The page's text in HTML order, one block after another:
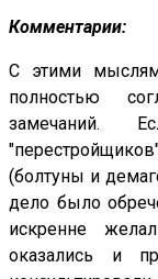
Комментарии:
С этими
полностью
замечаний.
(болтуны и
дело было
искренне
оказались и